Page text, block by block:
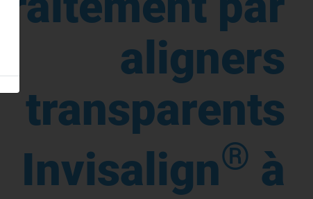
aligners
transparents
Invisalign® à